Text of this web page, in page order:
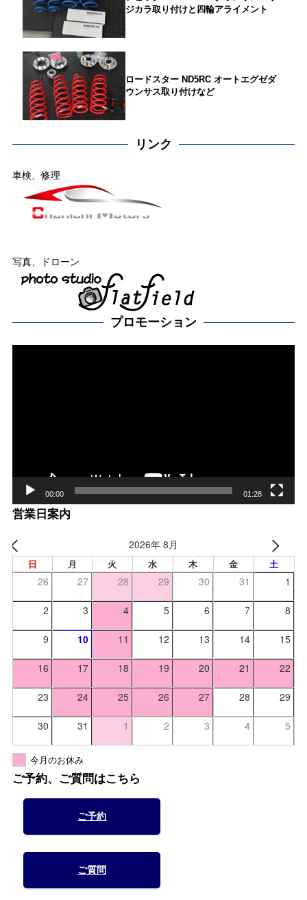
ジカラ取り付けと四輪アライメント
ロードスター ND5RC オートエグゼダ
ウンサス取り付けなど
リンク
車検、修理
写真、ドローン
プロモーション
00:00 01:28
営業日案内
2026年 8月
日 月 火 水 木 金 土
26 27 28 29 30 31 1
2 3 4 5 6 7 8
9 10 11 12 13 14 15
16 17 18 19 20 21 22
23 24 25 26 27 28 29
30 31 1 2 3 4 5
今月のお休み
ご予約、ご質問はこちら
ご予約
ご質問